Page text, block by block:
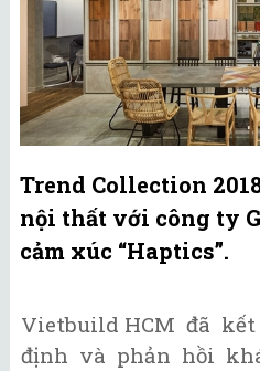
Trend Collection
nội thất với công ty
cảm xúc “Haptics”.
Vietbuild HCM đã
định và phản hồi